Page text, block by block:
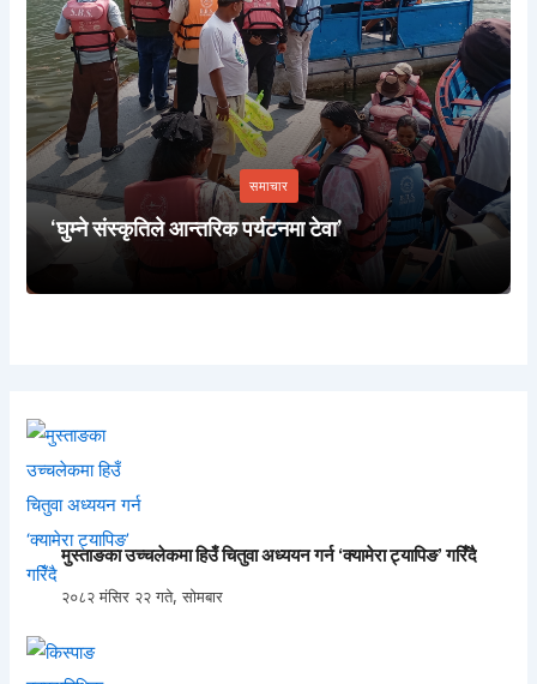
समाचार
‘घुम्ने संस्कृतिले आन्तरिक पर्यटनमा टेवा’
मुस्ताङका उच्चलेकमा हिउँ चितुवा अध्ययन गर्न ‘क्यामेरा ट्यापिङ’ गरिँदै
२०८२ मंसिर २२ गते, सोमबार